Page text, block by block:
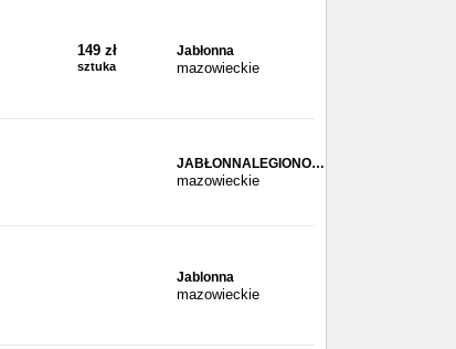
149 zł
sztuka
Jabłonna
mazowieckie
JABŁONNALEGIONO…
mazowieckie
Jablonna
mazowieckie